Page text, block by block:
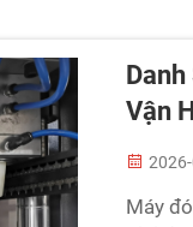
Vận
Máy